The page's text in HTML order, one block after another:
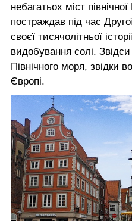
небагатьох міст
постраждав під час
своєї тисячолітньої
видобування солі.
Північного моря, звідки
Європі.